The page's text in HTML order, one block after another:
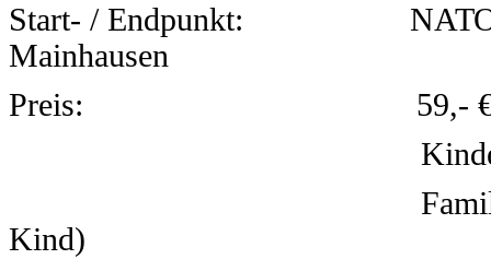
Start- / Endpunkt:
Mainhausen
Preis: 59,-
Familien-Kanu:
Kind)